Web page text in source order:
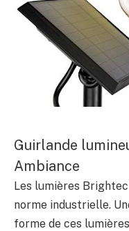
Guirlande
Ambiance
Les lumières
norme industrielle.
forme de ces